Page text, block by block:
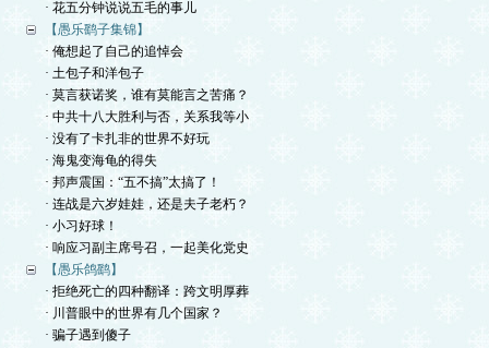
· 花五分钟说说五毛的事儿
【愚乐鹞子集锦】
· 俺想起了自己的追悼会
· 土包子和洋包子
· 莫言获诺奖，谁有莫能言之苦痛？
· 中共十八大胜利与否，关系我等小
· 没有了卡扎非的世界不好玩
· 海鬼变海龟的得失
· 邦声震国：“五不搞”太搞了！
· 连战是六岁娃娃，还是夫子老朽？
· 小习好球！
· 响应习副主席号召，一起美化党史
【愚乐鸽鹞】
· 拒绝死亡的四种翻译：跨文明厚葬
· 川普眼中的世界有几个国家？
· 骗子遇到傻子